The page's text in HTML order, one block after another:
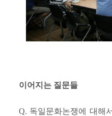
이어지는 질문들
Q. 독일문화논쟁에 대해